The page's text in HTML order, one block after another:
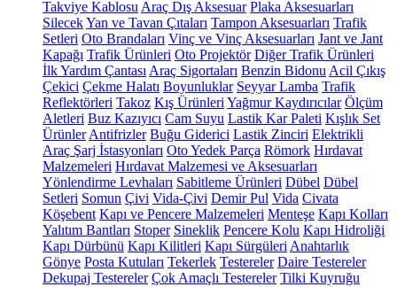
Takviye Kablosu Araç Dış Aksesuar Plaka Aksesuarları
SilecekYan ve Tavan Çıtaları Tampon Aksesuarları Trafik
Setleri Oto Brandaları Vinç ve Vinç Aksesuarları Jant ve Jant
Kapağı Trafik Ürünleri Oto Projektör Diğer Trafik Ürünleri
İlk Yardım Çantası Araç Sigortaları Benzin Bidonu Acil Çıkış
Çekici Çekme Halatı Boyunluklar Seyyar Lamba Trafik
Reflektörleri Takoz Kış Ürünleri Yağmur Kaydırıcılar Ölçüm
Aletleri Buz Kazıyıcı Cam Suyu Lastik Kar Paleti Kışlık Set
Ürünler Antifrizler Buğu Giderici Lastik Zinciri Elektrikli
Araç Şarj İstasyonları Oto Yedek Parça Römork Hırdavat
Malzemeleri Hırdavat Malzemesi ve Aksesuarları
Yönlendirme Levhaları Sabitleme Ürünleri Dübel Dübel
Setleri Somun Çivi Vida-Çivi Demir Pul Vida Civata
Köşebent Kapı ve Pencere Malzemeleri Menteşe Kapı Kolları
Yalıtım Bantları Stoper Sineklik Pencere Kolu Kapı Hidroliği
Kapı Dürbünü Kapı Kilitleri Kapı Sürgüleri Anahtarlık
Gönye Posta Kutuları Tekerlek Testereler Daire Testereler
Dekupaj Testereler Çok Amaçlı Testereler Tilki Kuyruğu